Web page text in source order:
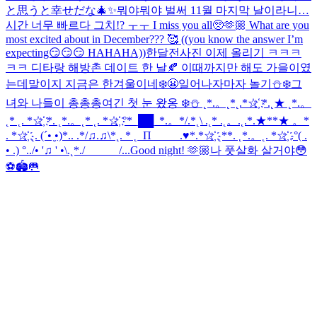
と思うと幸せだな🎄✨뭐야뭐야 벌써 11월 마지막 날이라니…
시간 너무 빠르다 그치!? ㅜㅜ I miss you all🥺🫶🏼 What are you
most excited about in December??? 🥰 ((you know the answer I’m
expecting😏😏😏 HAHAHA))한달전사진 이제 올리기 ㅋㅋㅋ
ㅋㅋ 디타랑 해방촌 데이트 한 날🍂 이때까지만 해도 가을이였
는데말이지 지금은 한겨울이네❄️😬일어나자마자 놀기⛄❄️그
녀와 나들이 총총총여긴 첫 눈 왔옹 ❄️⛄️ ˛*.。˛*˛.*☆҉ *.˛★ ˛*.。
˛* ˛. *☆҉ *. ˛*.。˛* ˛. *☆҉ °*_██_*.。*/.*˛\ .˛* .˛。.˛.*.★**★ 。*
. *☆҉ ˛. (´• ̮•)*.. .*/♫.♫\*˛. * ˛_Π_____.♥*.*☆҉ ˛**. ˛*.。˛. *☆҉ .°( .
• .) °../• '♫ ' •\.˛*./______/...Good night! 🫶🏼나 풋살화 살거야😳
⚽️🏟️🥅